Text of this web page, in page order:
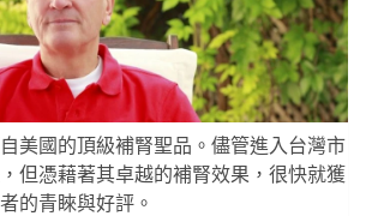
美國的頂級補腎聖品。儘管進入台灣市
但憑藉著其卓越的補腎效果，很快就獲
的青睞與好評。